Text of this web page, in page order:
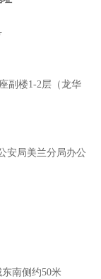
副楼1-2层（龙华
局美兰分局办公
南侧约50米